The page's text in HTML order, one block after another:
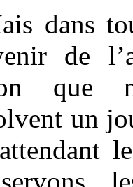
dans
de
que
un